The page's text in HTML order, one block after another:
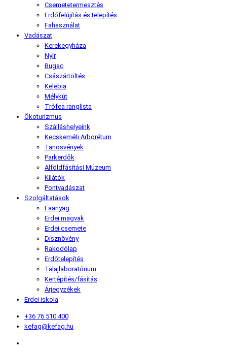
Csemetetermesztés
Erdőfelújítás és telepítés
Fahasználat
Vadászat
Kerekegyháza
Nyír
Bugac
Császártöltés
Kelebia
Mélykút
Trófea ranglista
Ökoturizmus
Szálláshelyeink
Kecskeméti Arborétum
Tanösvények
Parkerdők
Alföldfásítási Múzeum
Kilátók
Pontvadászat
Szolgáltatások
Faanyag
Erdei magvak
Erdei csemete
Dísznövény
Rakodólap
Erdőtelepítés
Talajlaboratórium
Kertépítés/fásítás
Árjegyzékek
Erdei iskola
+36 76 510 400
kefag@kefag.hu